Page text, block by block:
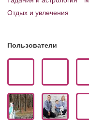
Отдых и увлечения
Пользователи